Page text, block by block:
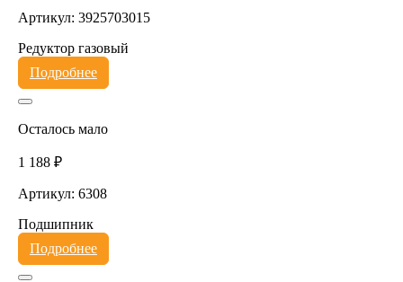
Артикул: 3925703015
Редуктор газовый
Подробнее
Осталось мало
1 188 ₽
Артикул: 6308
Подшипник
Подробнее